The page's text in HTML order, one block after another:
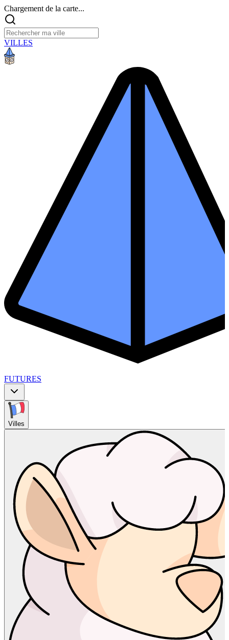
Chargement de la carte...
VILLES
FUTURES
Villes